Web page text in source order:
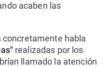
acaben las
concretamente habla
realizadas por los
llamado la atención